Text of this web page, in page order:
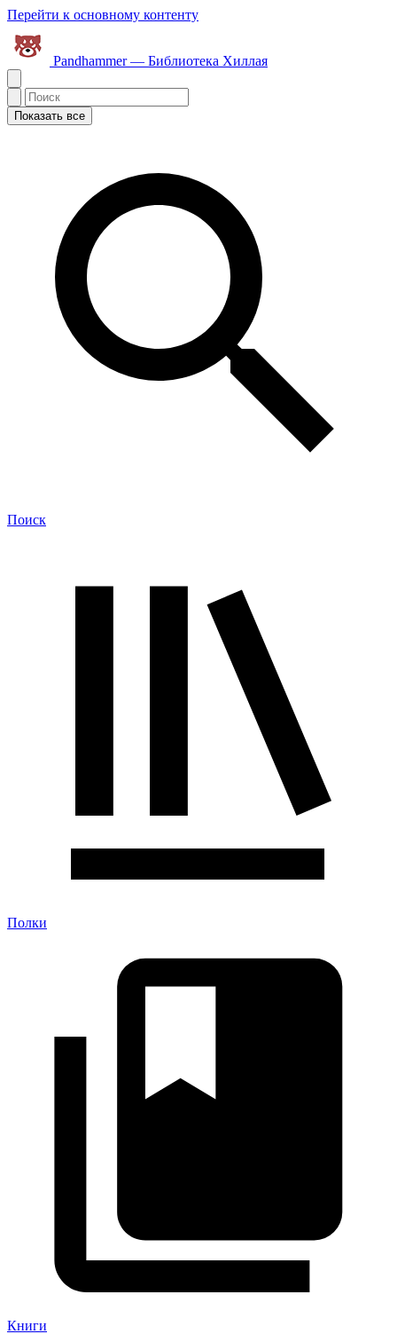
Перейти к основному контенту
Pandhammer — Библиотека Хиллая
Показать все
Поиск
Полки
Книги